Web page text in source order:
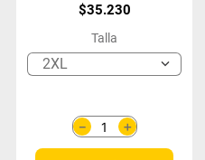
$35.230
Talla
2XL
＋
－